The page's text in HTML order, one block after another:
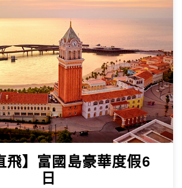
飛】富國島豪華度假6
日